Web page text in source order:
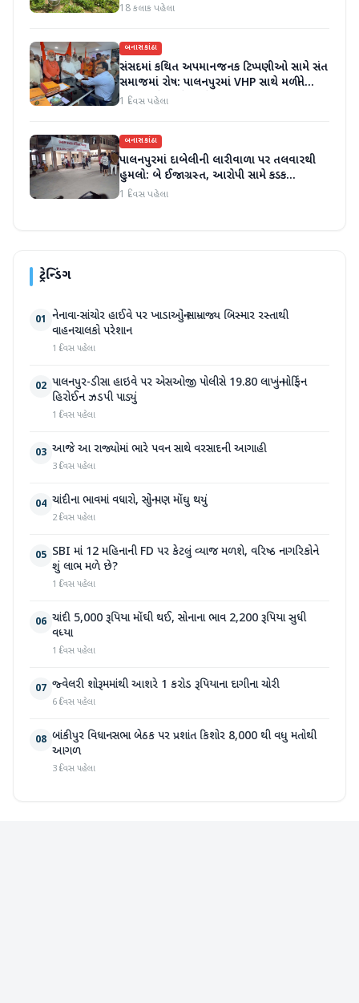
18 કલાક પહેલા
બનાસકાંઠા
સંસદમાં કથિત અપમાનજનક ટિપ્પણીઓ સામે સંત
સમાજમાં રોષ: પાલનપુરમાં VHP સાથે મળીને
અધિક કલેક્ટરને આવેદનપત્ર આપ્યું
1 દિવસ પહેલા
બનાસકાંઠા
પાલનપુરમાં દાબેલીની લારીવાળા પર તલવારથી
હુમલો: બે ઈજાગ્રસ્ત, આરોપી સામે કડક
કાર્યવાહીની માંગ
1 દિવસ પહેલા
ટ્રેન્ડિંગ
01 નેનાવા-સાંચોર હાઈવે પર ખાડાઓનું સામ્રાજ્ય બિસ્માર રસ્તાથી
વાહનચાલકો પરેશાન
1 દિવસ પહેલા
02 પાલનપુર-ડીસા હાઇવે પર એસઓજી પોલીસે 19.80 લાખનું મોર્ફિન
હિરોઈન ઝડપી પાડ્યું
1 દિવસ પહેલા
03 આજે આ રાજ્યોમાં ભારે પવન સાથે વરસાદની આગાહી
3 દિવસ પહેલા
04 ચાંદીના ભાવમાં વધારો, સોનું પણ મોંઘુ થયું
2 દિવસ પહેલા
05 SBI માં 12 મહિનાની FD પર કેટલું વ્યાજ મળશે, વરિષ્ઠ નાગરિકોને
શું લાભ મળે છે?
1 દિવસ પહેલા
06 ચાંદી 5,000 રૂપિયા મોંઘી થઈ, સોનાના ભાવ 2,200 રૂપિયા સુધી
વધ્યા
1 દિવસ પહેલા
07 જ્વેલરી શોરૂમમાંથી આશરે 1 કરોડ રૂપિયાના દાગીના ચોરી
6 દિવસ પહેલા
08 બાંકીપુર વિધાનસભા બેઠક પર પ્રશાંત કિશોર 8,000 થી વધુ મતોથી
આગળ
3 દિવસ પહેલા